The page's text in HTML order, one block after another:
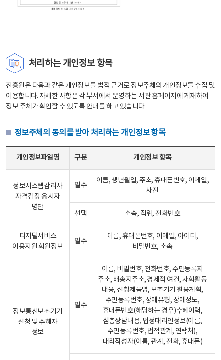
처리하는 개인정보 항목
진흥원은 다음과 같은 개인정보를 법적 근거로 정보주체의 개인정보를 수집 및
이용합니다. 자세한 사항은 각 부서에서 운영하는 서관 홈페이지에 게재하여
정보 주체가 확인할 수 있도록 안내를 하고 있습니다.
정보주체의 동의를 받아 처리하는 개인정보 항목
개인정보파일명 구분 개인정보 항목
정보시스템감리사
자격검정 응시자
명단
필수
이름, 생년월일, 주소, 휴대폰번호, 이메일,
사진
선택 소속, 직위, 전화번호
디지털서비스
이용지원 회원정보
필수
이름, 휴대폰번호, 이메일, 아이디,
비밀번호, 소속
정보통신보조기기
신청 및 수혜자
정보
필수
이름, 비밀번호, 전화번호, 주민등록지
주소, 배송지주소, 경제적 여건, 사회활동
내용, 신청제품명, 보조기기 활용계획,
주민등록번호, 장애유형, 장애정도,
휴대폰번호(해당하는 경우)수혜이력,
심층상담내용, 법정대리인정보(이름,
주민등록번호, 법적관계, 연락처),
대리작성자(이름, 관계, 전화, 휴대폰)